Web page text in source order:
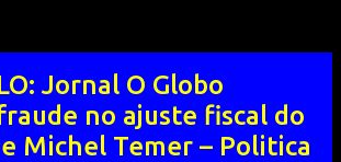
Jornal O Globo
no ajuste fiscal do
Michel Temer – Politica